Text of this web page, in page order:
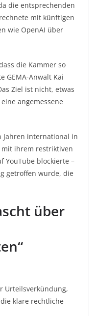
die entsprechenden
mit künftigen
wie OpenAI über
die Kammer so
GEMA-Anwalt Kai
Ziel ist nicht, etwas
angemessene
Jahren international in
mit ihrem restriktiven
YouTube blockierte –
getroffen wurde, die
über
Urteilsverkündung,
klare rechtliche